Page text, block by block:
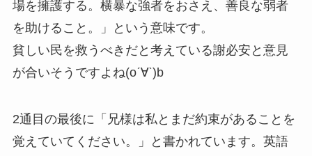
場を擁護する。横暴な強者をおさえ、善良な弱者
を助けること。」という意味です。
貧しい民を救うべきだと考えている謝必安と意見
が合いそうですよね(oˊ∀​ˋ)b
2通目の最後に「兄様は私とまだ約束があることを
覚えていてください。」と書かれています。英語